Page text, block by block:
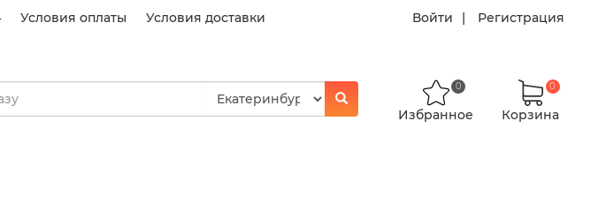
Условия оплаты Условия доставки Войти Регистрация
Избранное
0
Корзина
0